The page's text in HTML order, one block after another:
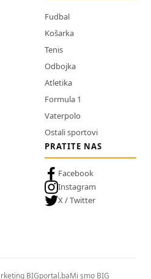
Fudbal
Košarka
Tenis
Odbojka
Atletika
Formula 1
Vaterpolo
Ostali sportovi
PRATITE NAS
Facebook
Instagram
X / Twitter
BIGportal.baMi smo BIG